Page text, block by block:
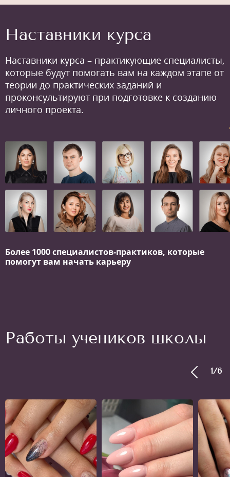
Наставники курса
Наставники курса – практикующие специалисты,
которые будут помогать вам на каждом этапе от
теории до практических заданий и
проконсультируют при подготовке к созданию
личного проекта.
Более 1000 специалистов-практиков, которые
помогут вам начать карьеру
Работы учеников школы
1/6